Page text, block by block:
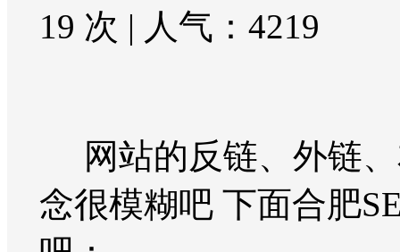
19 次 | 人气： 4219
网站的反链、外链、
念很模糊吧 下面合肥